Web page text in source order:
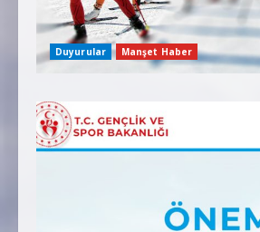
Duyurular Manşet Haber